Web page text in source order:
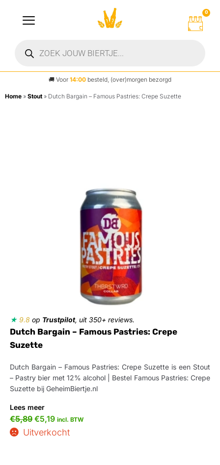
0
🚚 Voor 14:00 besteld, (over)morgen bezorgd
Home » Stout» Dutch Bargain – Famous Pastries: Crepe Suzette
★ 9.8 op Trustpilot, uit 350+ reviews.
Dutch Bargain – Famous Pastries: Crepe
Suzette
Dutch Bargain – Famous Pastries: Crepe Suzette is een Stout
– Pastry bier met 12% alcohol | Bestel Famous Pastries: Crepe
Suzette bij GeheimBiertje.nl
Lees meer
€5,89 €5,19 incl. BTW
Uitverkocht